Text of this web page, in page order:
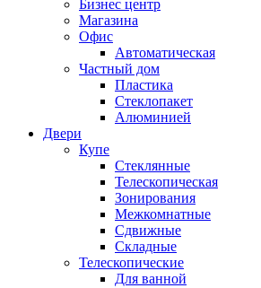
Бизнес центр
Магазина
Офис
Автоматическая
Частный дом
Пластика
Стеклопакет
Алюминией
Двери
Купе
Стеклянные
Телескопическая
Зонирования
Межкомнатные
Сдвижные
Складные
Телескопические
Для ванной